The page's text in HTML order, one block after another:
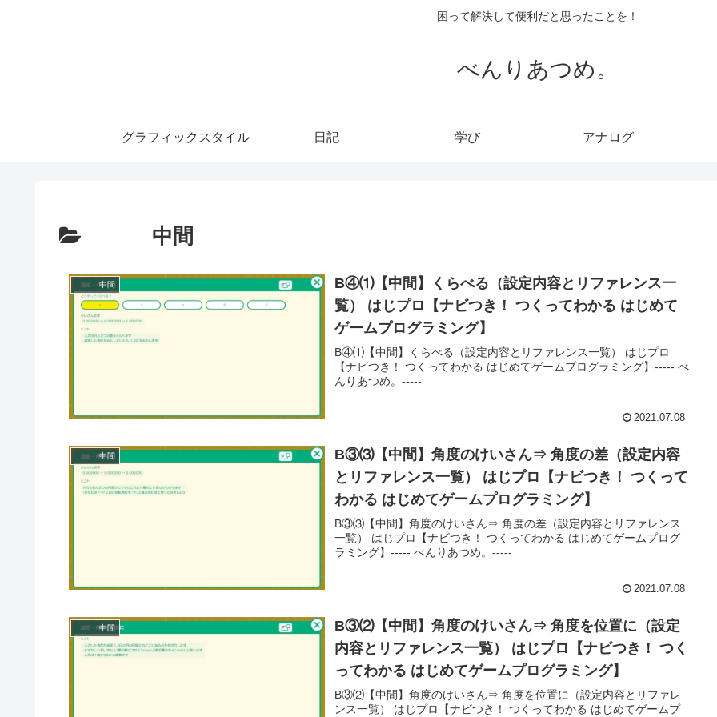
困って解決して便利だと思ったことを！
べんりあつめ。
グラフィックスタイル 日記 学び アナログ
中間
中間
B④⑴【中間】くらべる（設定内容とリファレンス一
覧） はじプロ【ナビつき！ つくってわかる はじめて
ゲームプログラミング】
B④⑴【中間】くらべる（設定内容とリファレンス一覧） はじプロ
【ナビつき！ つくってわかる はじめてゲームプログラミング】----- べ
んりあつめ。-----
2021.07.08
中間
B③⑶【中間】角度のけいさん⇒ 角度の差（設定内容
とリファレンス一覧） はじプロ【ナビつき！ つくって
わかる はじめてゲームプログラミング】
B③⑶【中間】角度のけいさん⇒ 角度の差（設定内容とリファレンス
一覧） はじプロ【ナビつき！ つくってわかる はじめてゲームプログ
ラミング】----- べんりあつめ。-----
2021.07.08
中間
B③⑵【中間】角度のけいさん⇒ 角度を位置に（設定
内容とリファレンス一覧） はじプロ【ナビつき！ つく
ってわかる はじめてゲームプログラミング】
B③⑵【中間】角度のけいさん⇒ 角度を位置に（設定内容とリファレ
ンス一覧） はじプロ【ナビつき！ つくってわかる はじめてゲームプ